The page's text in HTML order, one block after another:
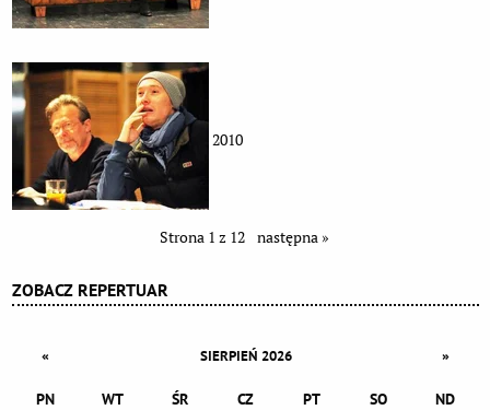
ZOBACZ REPERTUAR
« SIERPIEŃ 2026 »
PN WT ŚR CZ PT SO
ND
2010
Strona 1 z 12 następna »